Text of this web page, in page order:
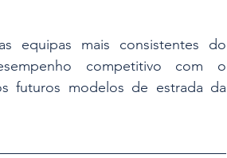
equipas mais consistentes do
competitivo com o
futuros modelos de estrada da